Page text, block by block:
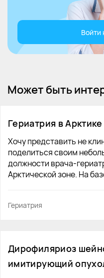
Войти
Может быть
Гериатрия в Арктике
Хочу представить не
поделиться своим
должности врача-
Арктической зоне. На
гериатрическая койка.
сделано, в чем
делом я наладила
Гериатрия
Дирофиляриоз
имитирующий